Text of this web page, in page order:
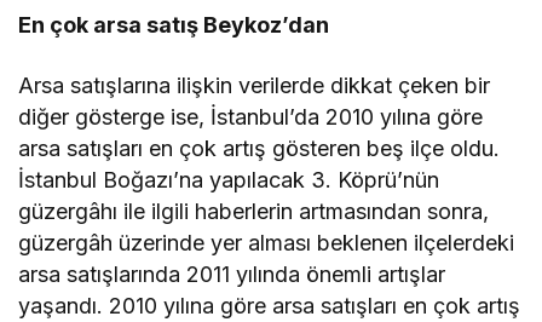
En çok arsa satış Beykoz’dan
Arsa satışlarına ilişkin verilerde dikkat çeken bir
diğer gösterge ise, İstanbul’da 2010 yılına göre
arsa satışları en çok artış gösteren beş ilçe oldu.
İstanbul Boğazı’na yapılacak 3. Köprü’nün
güzergâhı ile ilgili haberlerin artmasından sonra,
güzergâh üzerinde yer alması beklenen ilçelerdeki
arsa satışlarında 2011 yılında önemli artışlar
yaşandı. 2010 yılına göre arsa satışları en çok artış